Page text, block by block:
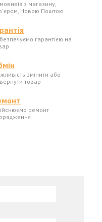
з магазину,
Новою Поштою
гарантією на
змінити або
товар
ремонт